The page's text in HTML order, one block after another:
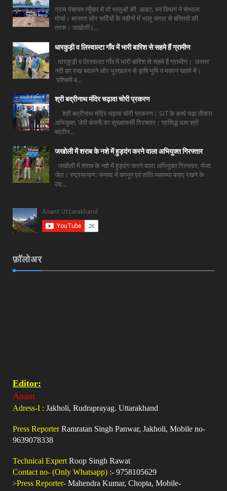
ग्राम पंचायत त्यूँखर में दो भालुओं की आहट, वन विभाग ने संभाला
मोर्चा। बरसात ओर सर्दियों के महीनों में भालू जंगल से बस्तियों की
तरफ। जखोली (...
धारकुड़ी व लिस्वाल्टा गाँव में भारी बारिश से सहमे हैं ग्रामीण
धारकुड़ी व लिस्वाल्टा गाँव में भारी बारिश से सहमे हैं ग्रामीण। लस्तर
नदी का रुख बदलने और भूस्खलन से कृषि भूमि व मकान खतरे में।
पश्चिमी ब...
श्री बद्रीनाथ मंदिर चढ़ावा चोरी प्रकरण
श्री बद्रीनाथ मंदिर चढ़ावा चोरी प्रकरण। SIT के हत्थे चढ़ा तीसरा
अभियुक्त, जेपी कंपनी का सुरक्षाकर्मी गिरफ्तार। प्रसिद्ध धाम श्री
बद्रीन...
जखोली में शराब के नशे में हुड़दंग करने वाला अभियुक्त गिरफ्तार
जखोली में शराब के नशे में हुड़दंग करने वाला अभियुक्त गिरफ्तार, भेजा
जेल। रुद्रप्रयाग: जनपद में कानून एवं शांति व्यवस्था बनाए रखने के
उद्द...
फ़ॉलोअर
Editor:
Anant
Adress-I : Jakholi, Rudraprayag. Uttarakhand
Press ReporterRamratan Singh Panwar, Jakholi, Mobile no-
9639078338
Technical Expert Roop Singh Rawat
Contact no- (Only Whatsapp) :- 9758105629
>Press Reporter- Mahendra Kumar, Chopta, Mobile-